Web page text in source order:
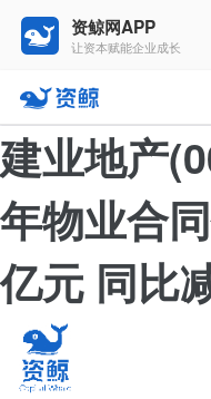
资鲸网APP
让资本赋能企业成长
资讯 课堂
为你推荐
年入百万，也不一定能看
模式”！推荐收藏！
08-02
建业地产
年物业合
亿元 同比